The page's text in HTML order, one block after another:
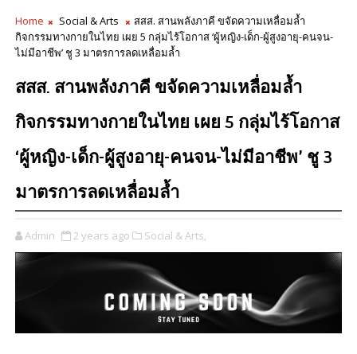
Home Social & Arts
สสส. สานพลังภาคี ขจัดความเหลื่อมล้ำ
กิจกรรมทางกายในไทย เผย 5 กลุ่มไร้โอกาส ‘ผู้หญิง-เด็ก-ผู้สูงอายุ-คนจน-
ไม่มีอาชีพ’ ชู 3 มาตรการลดเหลื่อมล้ำ
สสส. สานพลังภาคี ขจัดความเหลื่อมล้ำ
กิจกรรมทางกายในไทย เผย 5 กลุ่มไร้โอกาส
‘ผู้หญิง-เด็ก-ผู้สูงอายุ-คนจน-ไม่มีอาชีพ’ ชู 3
มาตรการลดเหลื่อมล้ำ
Admin 2 years ago Social & Arts,